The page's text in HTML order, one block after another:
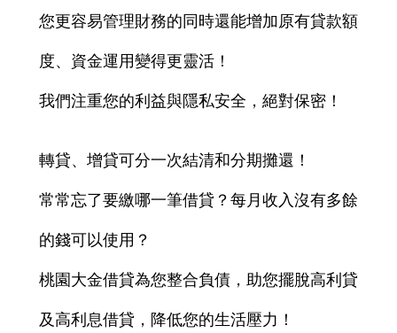
您更容易管理財務的同時還能增加原有貸款額
度、資金運用變得更靈活！
我們注重您的利益與隱私安全，絕對保密！
轉貸、增貸可分一次結清和分期攤還！
常常忘了要繳哪一筆借貸？每月收入沒有多餘
的錢可以使用？
桃園大金借貸為您整合負債，助您擺脫高利貸
及高利息借貸，降低您的生活壓力！